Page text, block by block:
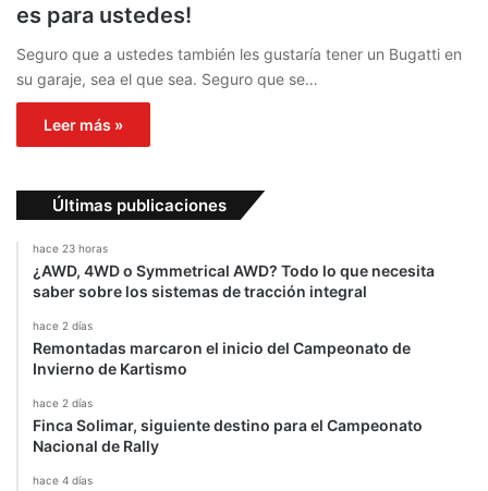
es para ustedes!
Seguro que a ustedes también les gustaría tener un Bugatti en
su garaje, sea el que sea. Seguro que se…
Leer más »
Últimas publicaciones
hace 23 horas
¿AWD, 4WD o Symmetrical AWD? Todo lo que necesita
saber sobre los sistemas de tracción integral
hace 2 días
Remontadas marcaron el inicio del Campeonato de
Invierno de Kartismo
hace 2 días
Finca Solimar, siguiente destino para el Campeonato
Nacional de Rally
hace 4 días